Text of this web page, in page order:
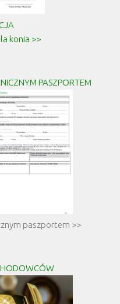
konia >>
PASZPORTEM
paszportem >>
HODOWCÓW